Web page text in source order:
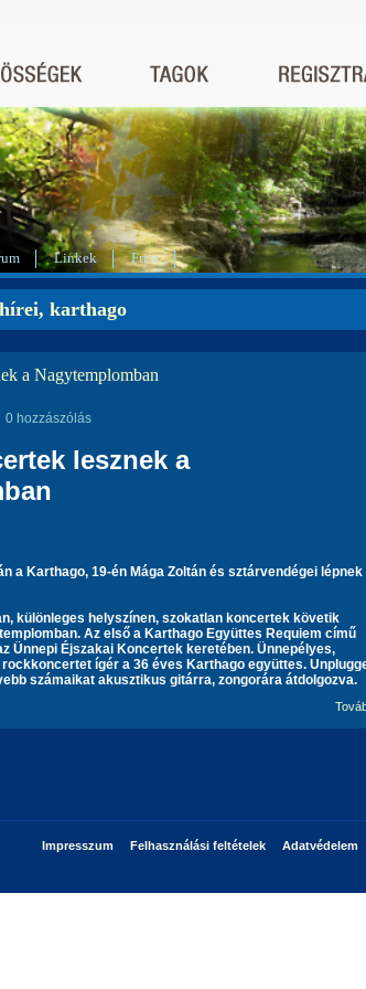
Linkek Friss
karthago
a Nagytemplomban
0 hozzászólás
lesznek a
a Karthago, 19-én Mága Zoltán és sztárvendégei lépnek
különleges helyszínen, szokatlan koncertek követik
Az első a Karthago Együttes Requiem című
Ünnepi Éjszakai Koncertek keretében. Ünnepélyes,
ígér a 36 éves Karthago együttes.
számaikat akusztikus gitárra, zongorára átdolgozva.
Impresszum Felhasználási feltételek Adatvédelem